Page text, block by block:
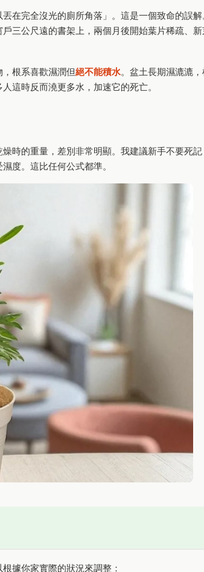
在完全沒光的廁所角落」。這是一個致命的誤
三公尺遠的書架上，兩個月後開始葉片稀疏、
根系喜歡濕潤但絕不能積水。盆土長期濕漉漉
這時反而澆更多水，加速它的死亡。
時的重量，差別非常明顯。我建議新手不要死記
度。這比任何公式都準。
據你家實際的狀況來調整：